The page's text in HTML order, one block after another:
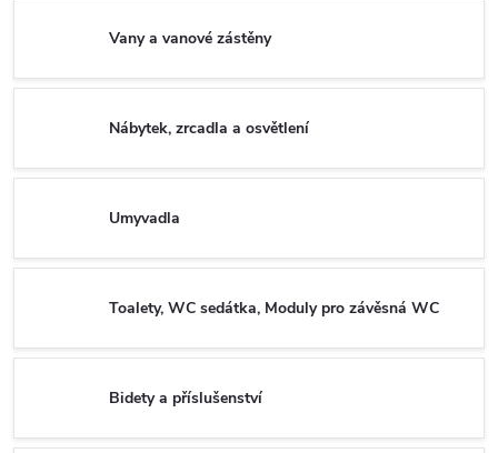
Vany a vanové zástěny
Nábytek, zrcadla a osvětlení
Umyvadla
Toalety, WC sedátka, Moduly pro závěsná WC
Bidety a příslušenství